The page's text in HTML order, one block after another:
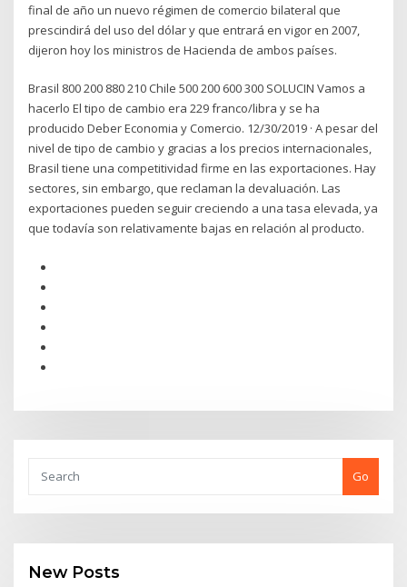
final de año un nuevo régimen de comercio bilateral que
prescindirá del uso del dólar y que entrará en vigor en 2007,
dijeron hoy los ministros de Hacienda de ambos países.
Brasil 800 200 880 210 Chile 500 200 600 300 SOLUCIN Vamos a
hacerlo El tipo de cambio era 229 franco/libra y se ha
producido Deber Economia y Comercio. 12/30/2019 · A pesar del
nivel de tipo de cambio y gracias a los precios internacionales,
Brasil tiene una competitividad firme en las exportaciones. Hay
sectores, sin embargo, que reclaman la devaluación. Las
exportaciones pueden seguir creciendo a una tasa elevada, ya
que todavía son relativamente bajas en relación al producto.
Go
New Posts